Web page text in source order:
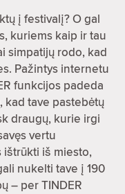
į festivalį? O gal
kuriems kaip ir tau
simpatijų rodo, kad
Pažintys internetu
funkcijos padeda
kad tave pastebėtų
draugų, kurie irgi
vertu
iš miesto,
nukelti tave į 190
– per TINDER